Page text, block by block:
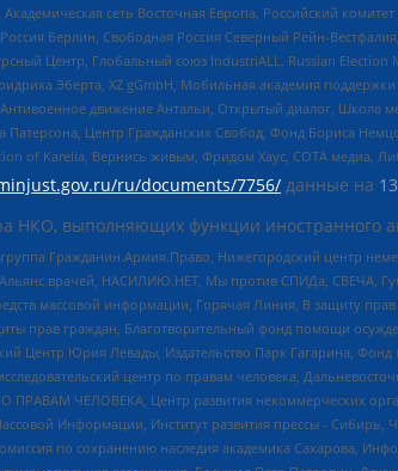
сеть Восточная Европа, Российский
Берлин, Свободная Россия Северный Рейн-
Центр, Глобальный союз IndustriALL, Russian
Эберта, XZ gGmbH, Мобильная академия
движение Антальи, Открытый диалог, Школа
Центр Гражданских Свобод, Фонд Бориса
of Karelia, Вернись живым, Фридом Хаус, СОТА медиа,
ru/documents/7756/ данные на
НКО, выполняющих функции иностранного
Гражданин.Армия.Право, Нижегородский центр
врачей, НАСИЛИЮ.НЕТ, Мы против СПИДа, СВЕЧА,
массовой информации, Горячая Линия, В защиту
прав граждан, Благотворительный фонд помощи
Центр Юрия Левады, Издательство Парк Гагарина,
центр по правам человека,
ЧЕЛОВЕКА, Центр развития некоммерческих
Информации, Институт развития прессы - Сибирь,
по сохранению наследия академика Сахарова,